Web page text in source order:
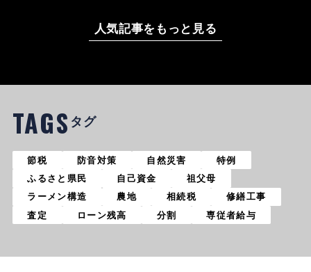
人気記事をもっと見る
TAGS タグ
節税 防音対策 自然災害
特例
ふるさと県民
自己資金
祖父母
ラーメン構造
農地 相続税
修繕工事
査定
ローン残高 分割 専従者給与